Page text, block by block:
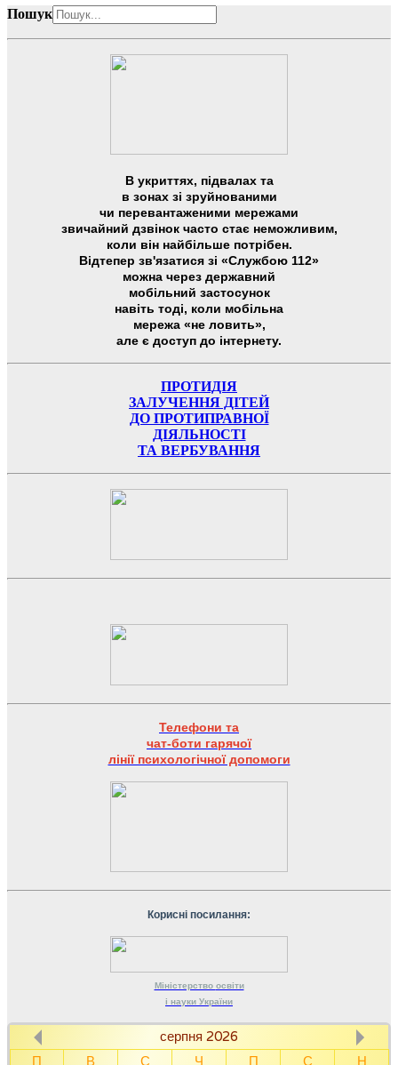
Пошук
В укриттях, підвалах та
в зонах зі зруйнованими
чи перевантаженими мережами
звичайний дзвінок часто стає неможливим,
коли він найбільше потрібен.
Відтепер зв'язатися зі «Службою 112»
можна через державний
мобільний застосунок
навіть тоді, коли мобільна
мережа «не ловить»,
але є доступ до інтернету.
ПРОТИДІЯ
ЗАЛУЧЕННЯ ДІТЕЙ
ДО ПРОТИПРАВНОЇ
ДІЯЛЬНОСТІ
ТА ВЕРБУВАННЯ
Телефони та
чат-боти гарячої
лінії психологічної допомоги
Корисні посилання:
Міністерство освіти
і науки України
серпня 2026
П
В С Ч П С Н